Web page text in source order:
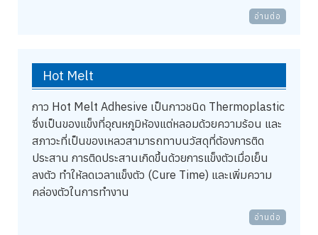
อ่านต่อ
Hot Melt
กาว Hot Melt Adhesive เป็นกาวชนิด Thermoplastic
ซึ่งเป็นของแข็งที่อุณหภูมิห้องแต่หลอมด้วยความร้อน และ
สภาวะที่เป็นของเหลวสามารถทาบนวัสดุที่ต้องการติด
ประสาน การติดประสานเกิดขึ้นด้วยการแข็งตัวเมื่อเย็น
ลงตัว ทำให้ลดเวลาแข็งตัว (Cure Time) และเพิ่มความ
คล่องตัวในการทำงาน
อ่านต่อ